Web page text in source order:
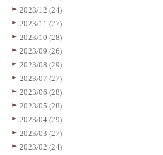
2023/12 (24)
2023/11 (27)
2023/10 (28)
2023/09 (26)
2023/08 (29)
2023/07 (27)
2023/06 (28)
2023/05 (28)
2023/04 (29)
2023/03 (27)
2023/02 (24)